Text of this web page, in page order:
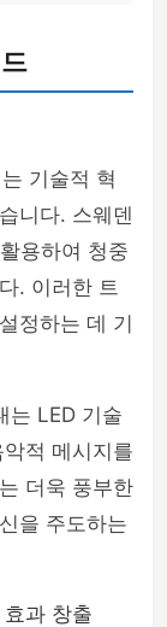
기술적 혁
니다. 스웨덴
용하여 청중
. 이러한 트
정하는 데 기
는 LED 기술
적 메시지를
더욱 풍부한
을 주도하는
과 창출